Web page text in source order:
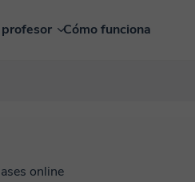
Cómo funciona
online